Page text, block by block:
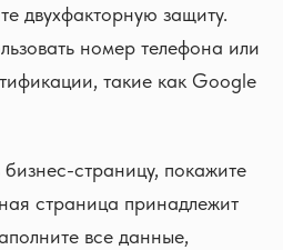
двухфакторную защиту.
номер телефона или
такие как Google
страницу, покажите
страница принадлежит
все данные,